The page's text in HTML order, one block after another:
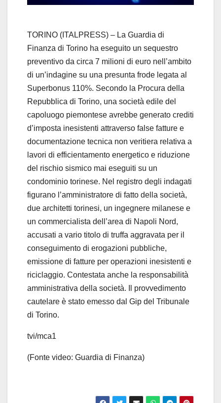
y
V
i
d
e
o
TORINO (ITALPRESS) – La Guardia di
Finanza di Torino ha eseguito un sequestro
preventivo da circa 7 milioni di euro nell’ambito
di un’indagine su una presunta frode legata al
Superbonus 110%. Secondo la Procura della
Repubblica di Torino, una società edile del
capoluogo piemontese avrebbe generato crediti
d’imposta inesistenti attraverso false fatture e
documentazione tecnica non veritiera relativa a
lavori di efficientamento energetico e riduzione
del rischio sismico mai eseguiti su un
condominio torinese. Nel registro degli indagati
figurano l’amministratore di fatto della società,
due architetti torinesi, un ingegnere milanese e
un commercialista dell’area di Napoli Nord,
accusati a vario titolo di truffa aggravata per il
conseguimento di erogazioni pubbliche,
emissione di fatture per operazioni inesistenti e
riciclaggio. Contestata anche la responsabilità
amministrativa della società. Il provvedimento
cautelare è stato emesso dal Gip del Tribunale
di Torino.
tvi/mca1
(Fonte video: Guardia di Finanza)